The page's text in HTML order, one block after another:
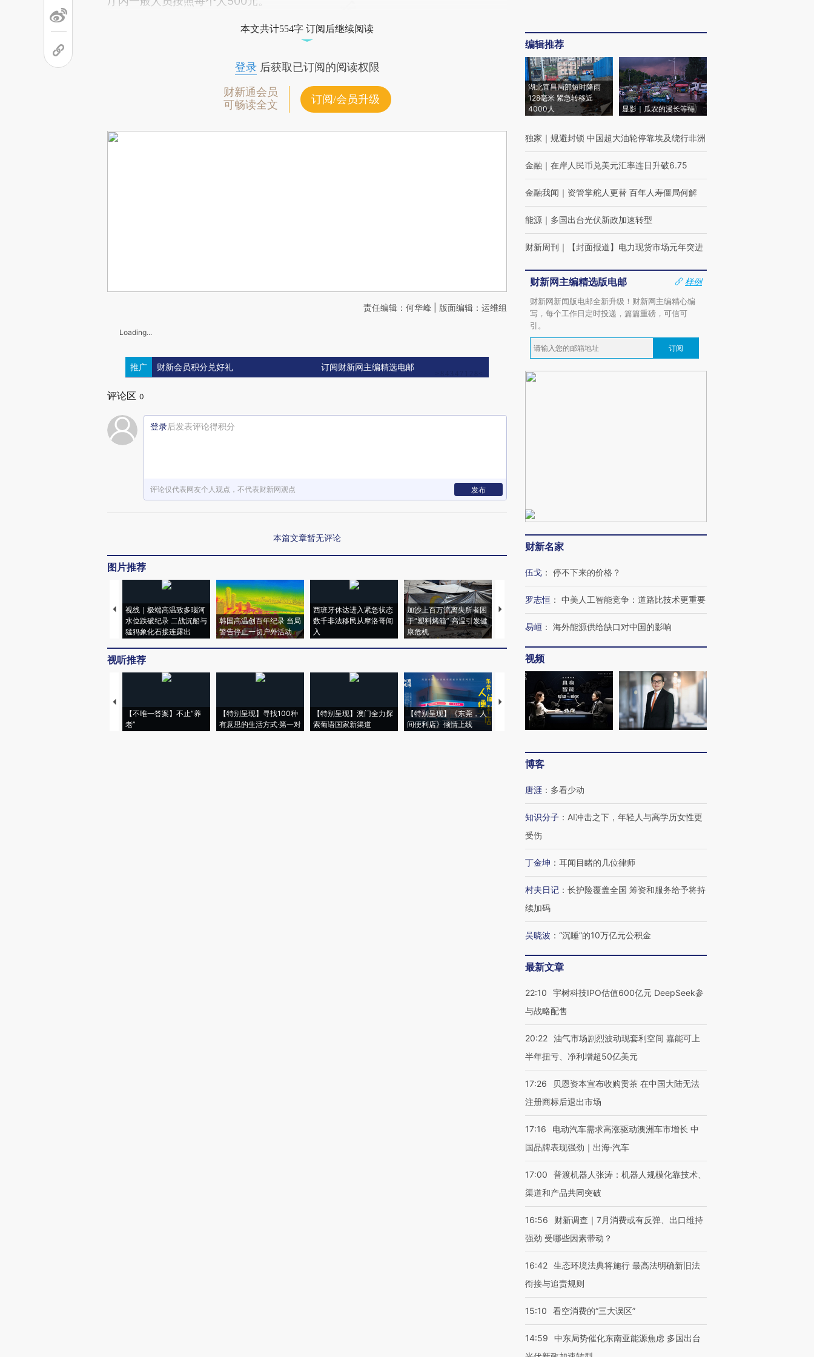
本文共计554字 订阅后继续阅读
登录后获取已订阅的阅读权限
财新通会员
可畅读全文
订阅/会员升级
责任编辑：何华峰 | 版面编辑：运维组
Loading...
推广 财新会员积分兑好礼 订阅财新网主编精选电邮
评论区 0
登录后发表评论得积分
评论仅代表网友个人观点，不代表财新网观点 发布
本篇文章暂无评论
图片推荐
视线｜极端高温致多瑙河
水位跌破纪录 二战沉船与
猛犸象化石接连露出
韩国高温创百年纪录 当局
警告停止一切户外活动
西班牙休达进入紧急状态
数千非法移民从摩洛哥闯
入
加沙上百万流离失所者困
于“塑料烤箱” 高温引发健
康危机
视线｜HYROX的吸金
术：是什么让中产们甘
心“花钱找虐”？
粒摇头丸 尿检体内含3种
毒品
视听推荐
【不唯一答案】不止“养
老”
【特别呈现】寻找100种
有意思的生活方式·第一对
【特别呈现】澳门全力探
索葡语国家新渠道
【特别呈现】《东莞，人
间便利店》倾情上线
【推广】走进第四届链博
会，让数智科技“链”接产
【特别呈现】寻找100种
有意思的生活方式·第三对
【商旅对话】华住集团
CFO：不靠规模取胜，华
住三大增长引擎是什么？
编辑推荐
湖北宜昌局部短时降雨
128毫米 紧急转移近
4000人
显影｜瓜农的漫长等待
独家 ｜ 规避封锁 中国超大油轮停靠埃及绕行非洲
金融 ｜ 在岸人民币兑美元汇率连日升破6.75
金融我闻 ｜ 资管掌舵人更替 百年人寿僵局何解
能源 ｜ 多国出台光伏新政加速转型
财新周刊 ｜ 【封面报道】电力现货市场元年突进
财新网主编精选版电邮
样例
财新网新闻版电邮全新升级！财新网主编精心编
写，每个工作日定时投递，篇篇重磅，可信可
引。
订阅
财新名家
伍戈 ： 停不下来的价格？
罗志恒 ： 中美人工智能竞争：道路比技术更重要
易峘 ： 海外能源供给缺口对中国的影响
视频
博客
唐涯 ： 多看少动
知识分子 ： AI冲击之下，年轻人与高学历女性更
受伤
丁金坤 ： 耳闻目睹的几位律师
村夫日记 ： 长护险覆盖全国 筹资和服务给予将持
续加码
吴晓波 ： “沉睡”的10万亿元公积金
最新文章
22:10
宇树科技IPO估值600亿元 DeepSeek参
与战略配售
20:22 油气市场剧烈波动现套利空间 嘉能可上
半年扭亏、净利增超50亿美元
17:26
贝恩资本宣布收购贡茶 在中国大陆无法
注册商标后退出市场
17:16
电动汽车需求高涨驱动澳洲车市增长 中
国品牌表现强劲｜出海·汽车
17:00
普渡机器人张涛：机器人规模化靠技术、
渠道和产品共同突破
16:56
财新调查｜7月消费或有反弹、出口维持
强劲 受哪些因素带动？
16:42 生态环境法典将施行 最高法明确新旧法
衔接与追责规则
15:10 看空消费的“三大误区”
14:59
中东局势催化东南亚能源焦虑 多国出台